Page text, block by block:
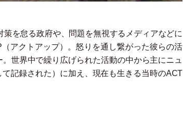
を怠る政府や、問題を無視するメディアなどに
（アクトアップ） 。怒りを通し繋がった彼らの活
世界中で繰り広げられた活動の中から主にニュ
記録された ） に加え、現在も生きる当時のACT